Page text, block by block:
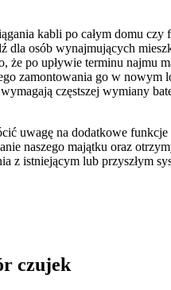
kabli po całym domu czy
dla osób wynajmujących
że po upływie terminu najmu
zamontowania go w
częstszej wymiany
uwagę na dodatkowe
naszego majątku oraz
z istniejącym lub przyszłym
czujek